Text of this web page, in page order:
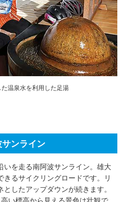
温泉水を利用した足湯
ンライン
いを走る南阿波サンライン。雄大
きるサイクリングロードです。リ
したアップダウンが続きます。